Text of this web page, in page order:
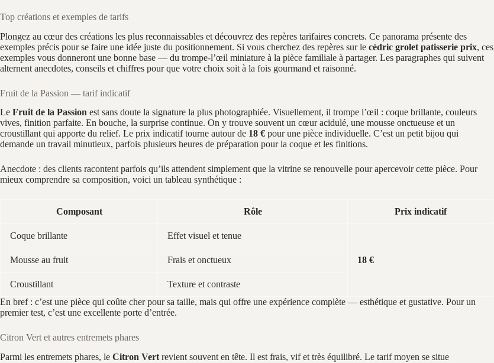
Top créations et exemples de tarifs
Plongez au cœur des créations les plus reconnaissables et découvrez des repères tarifaires concrets. Ce panorama présente des
exemples précis pour se faire une idée juste du positionnement. Si vous cherchez des repères sur le cédric grolet patisserie prix, ces
exemples vous donneront une bonne base — du trompe‑l’œil miniature à la pièce familiale à partager. Les paragraphes qui suivent
alternent anecdotes, conseils et chiffres pour que votre choix soit à la fois gourmand et raisonné.
Fruit de la Passion — tarif indicatif
Le Fruit de la Passion est sans doute la signature la plus photographiée. Visuellement, il trompe l’œil : coque brillante, couleurs
vives, finition parfaite. En bouche, la surprise continue. On y trouve souvent un cœur acidulé, une mousse onctueuse et un
croustillant qui apporte du relief. Le prix indicatif tourne autour de 18 € pour une pièce individuelle. C’est un petit bijou qui
demande un travail minutieux, parfois plusieurs heures de préparation pour la coque et les finitions.
Anecdote : des clients racontent parfois qu’ils attendent simplement que la vitrine se renouvelle pour apercevoir cette pièce. Pour
mieux comprendre sa composition, voici un tableau synthétique :
Composant Rôle Prix indicatif
Coque brillante Effet visuel et tenue
18 €
Mousse au fruit Frais et onctueux
Croustillant
Texture et contraste
En bref : c’est une pièce qui coûte cher pour sa taille, mais qui offre une expérience complète — esthétique et gustative. Pour un
premier test, c’est une excellente porte d’entrée.
Citron Vert et autres entremets phares
Parmi les entremets phares, le Citron Vert revient souvent en tête. Il est frais, vif et très équilibré. Le tarif moyen se situe